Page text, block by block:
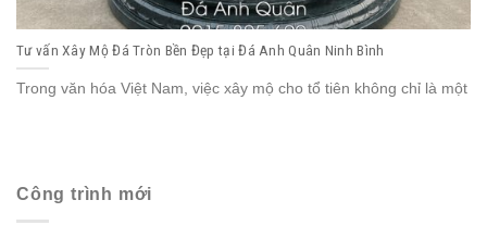
Tư vấn Xây Mộ Đá Tròn Bền Đẹp tại Đá Anh Quân Ninh Bình
Trong văn hóa Việt Nam, việc xây mộ cho tổ tiên không chỉ là một
Công trình mới